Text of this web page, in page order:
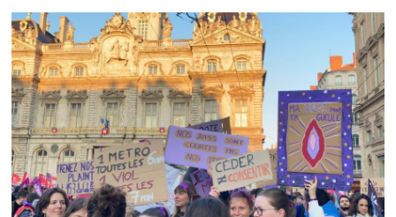
MÉDIA
POUR
LUTTER
CONTRE
LA
SOUS-
MÉDIATISATION
DU
SPORT
FÉMININ